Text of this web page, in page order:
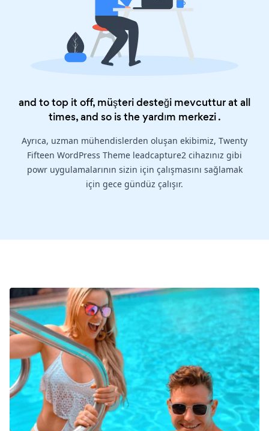
and to top it off, müşteri desteği mevcuttur at all
times, and so is theyardım merkezi.
Ayrıca, uzman mühendislerden oluşan ekibimiz, Twenty
Fifteen WordPress Theme leadcapture2 cihazınız gibi
powr uygulamalarının sizin için çalışmasını sağlamak
için gece gündüz çalışır.